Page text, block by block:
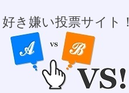
好き嫌い投票サイト！